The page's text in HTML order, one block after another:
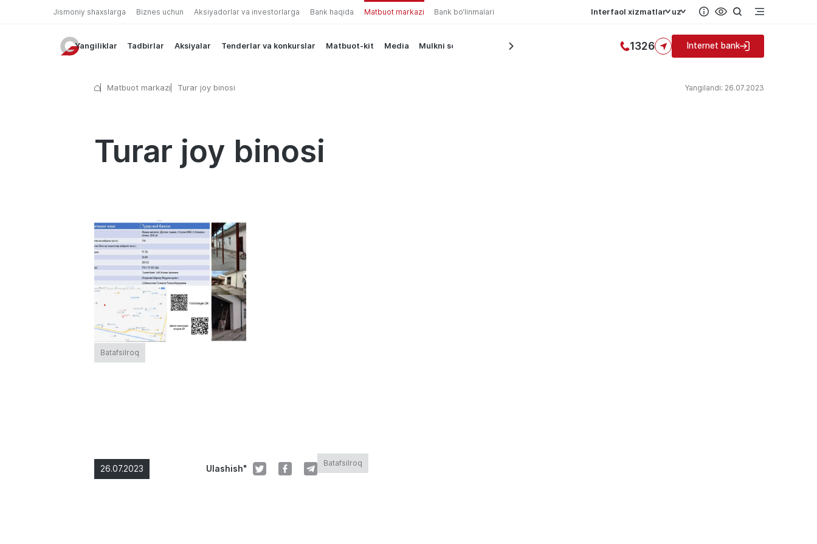
Jismoniy shaxslarga Biznes uchun Aksiyadorlar va investorlarga Bank haqida Matbuot markazi Bank bo‘linmalari Interfaol xizmatlar uz
Yangiliklar Tadbirlar Aksiyalar Tenderlar va konkurslar Matbuot-kit Media Mulkni sotish 1326 Internet bank
Matbuot markazi Turar joy binosi Yangilandi: 26.07.2023
Turar joy binosi
Batafsilroq
26.07.2023 Ulashish"
Batafsilroq